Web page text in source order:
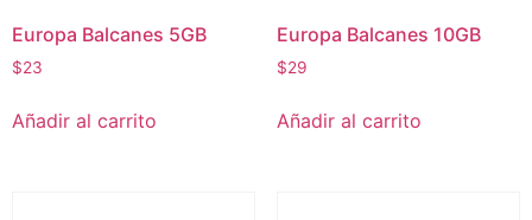
Europa Balcanes 5GB
$23
Añadir al carrito
Europa Balcanes 10GB
$29
Añadir al carrito